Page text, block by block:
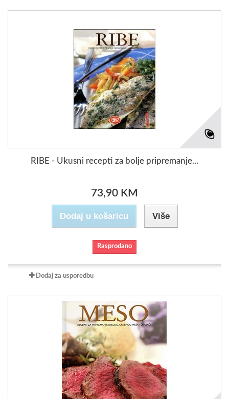
RIBE - Ukusni recepti za bolje pripremanje...
73,90 KM
Dodaj u košaricu Više
Rasprodano
Dodaj za usporedbu